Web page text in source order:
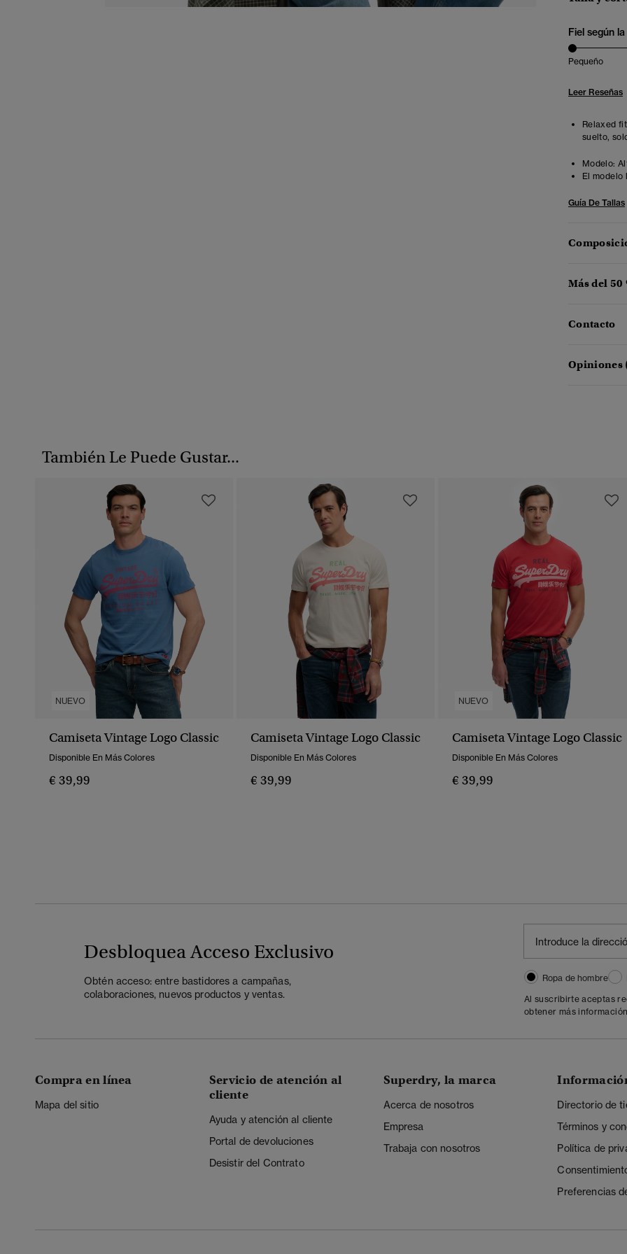
Fiel según
Pequeño
Leer Reseñas
Relaxed
suelto,
Modelo:
El modelo
Guía De Tallas
Más del
Contacto
Opiniones
También Le Puede Gustar...
NUEVO
Camiseta Vintage Logo Classic
Disponible En Más Colores
€ 39,99
Camiseta Vintage Logo Classic
Disponible En Más Colores
€ 39,99
NUEVO
Camiseta Vintage Logo Classic
Disponible En Más Colores
€ 39,99
Desbloquea Acceso Exclusivo
Obtén acceso: entre bastidores a campañas,
colaboraciones, nuevos productos y ventas.
Ropa de hombre
Al suscribirte aceptas
obtener más
Compra en línea
Mapa del sitio
Servicio de atención al
cliente
Ayuda y atención al cliente
Portal de devoluciones
Desistir del Contrato
Superdry, la marca
Acerca de nosotros
Empresa
Trabaja con nosotros
Directorio de
Términos y
Política de
Preferencias